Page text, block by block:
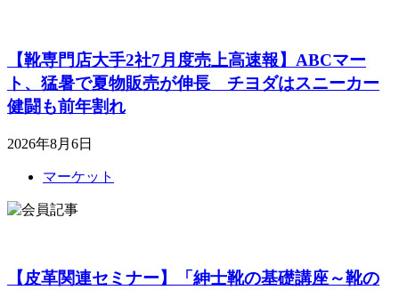
【靴専門店大手2社7月度売上高速報】ABCマー
ト、猛暑で夏物販売が伸長 チヨダはスニーカー
健闘も前年割れ
2026年8月6日
マーケット
【皮革関連セミナー】「紳士靴の基礎講座～靴の